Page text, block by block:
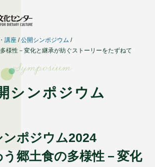
講座
公開シンポジウム
様性－変化と継承が紡ぐストーリーをたずねて
Symposium
シンポジウム
ンポジウム2024
郷土食の多様性－変化